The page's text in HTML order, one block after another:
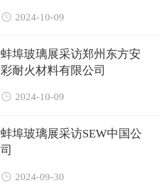
 2024-10-09
蚌埠玻璃展采访郑州东方安
彩耐火材料有限公司
 2024-10-09
蚌埠玻璃展采访SEW中国公
司
 2024-09-30